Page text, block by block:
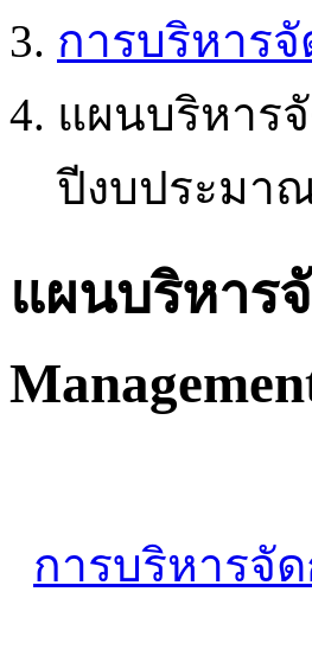
การบริหาร
แผนบริหารจั
ปีงบประมา
แผนบริหาร
การบริหารจั